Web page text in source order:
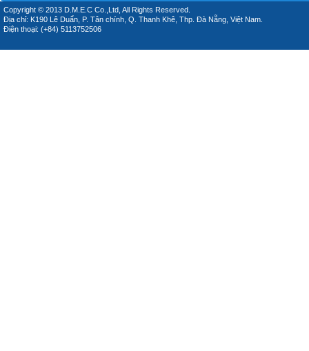
Copyright © 2013 D.M.E.C Co.,Ltd, All Rights Reserved.
Địa chỉ: K190 Lê Duẩn, P. Tân chính, Q. Thanh Khê, Thp. Đà Nẵng, Việt Nam.
Điện thoại: (+84) 5113752506